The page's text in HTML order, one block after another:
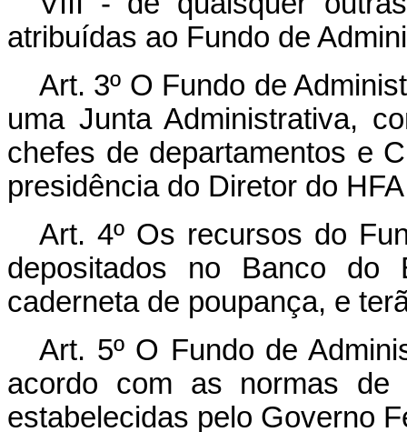
atribuídas ao Fundo de
Art. 3º O Fundo de
uma Junta Administrativa,
chefes de departamentos e
presidência do Diretor do
Art. 4º Os recursos do
depositados no Banco
caderneta de poupança, e
Art. 5º O Fundo de
acordo com as normas de
estabelecidas pelo Governo